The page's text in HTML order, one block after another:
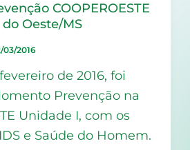
COOPEROESTE
Oeste/MS
03/2016
de 2016, foi
Prevenção na
Unidade I, com os
e Saúde do Homem.